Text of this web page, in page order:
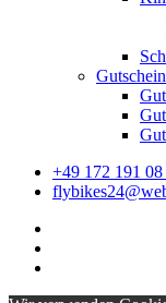
+49 172 191 08